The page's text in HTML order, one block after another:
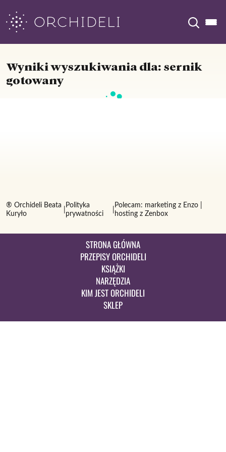
content
Wyniki wyszukiwania dla: sernik
gotowany
® Orchideli Beata
Kuryło
Polityka
prywatności
Polecam: marketing z Enzo
hosting z Zenbox
STRONA GŁÓWNA
PRZEPISY ORCHIDELI
KSIĄŻKI
NARZĘDZIA
KIM JEST ORCHIDELI
SKLEP